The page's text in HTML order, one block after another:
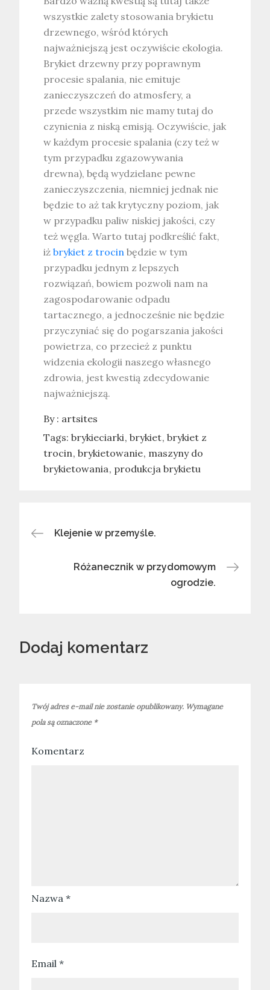
wszystkie zalety stosowania brykietu
drzewnego, wśród których
najważniejszą jest oczywiście ekologia.
Brykiet drzewny przy poprawnym
procesie spalania, nie emituje
zanieczyszczeń do atmosfery, a
przede wszystkim nie mamy tutaj do
czynienia z niską emisją. Oczywiście, jak
w każdym procesie spalania (czy też w
tym przypadku zgazowywania
drewna), będą wydzielane pewne
zanieczyszczenia, niemniej jednak nie
będzie to aż tak krytyczny poziom, jak
w przypadku paliw niskiej jakości, czy
też węgla. Warto tutaj podkreślić fakt,
iżbrykiet z trocin będzie w tym
przypadku jednym z lepszych
rozwiązań, bowiem pozwoli nam na
zagospodarowanie odpadu
tartacznego, a jednocześnie nie będzie
przyczyniać się do pogarszania jakości
powietrza, co przecież z punktu
widzenia ekologii naszego własnego
zdrowia, jest kwestią zdecydowanie
najważniejszą.
By : artsites
Tags:brykieciarki brykiet brykiet z
trocin brykietowanie maszyny do
brykietowania produkcja brykietu
Nawigacja
wpisu
Klejenie w przemyśle.
Różanecznik w przydomowym
ogrodzie.
Dodaj komentarz
Twój adres e-mail nie zostanie opublikowany. Wymagane
pola są oznaczone *
Komentarz
Nazwa*
Email*